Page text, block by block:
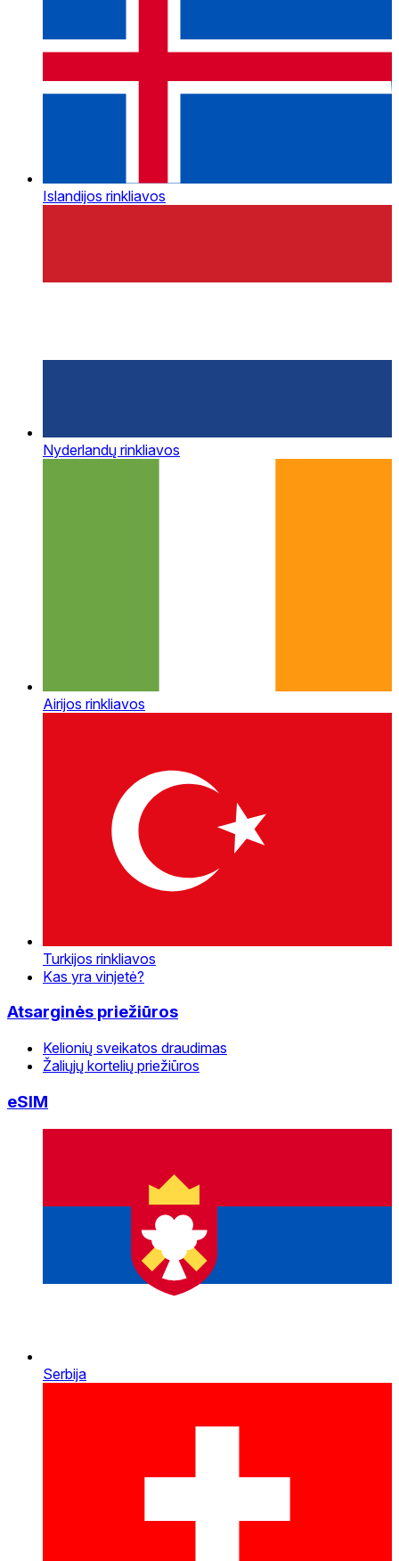
Islandijos rinkliavos
Nyderlandų rinkliavos
Airijos rinkliavos
Turkijos rinkliavos
Kas yra vinjetė?
Atsarginės priežiūros
Kelionių sveikatos draudimas
Žaliųjų kortelių priežiūros
eSIM
Serbija